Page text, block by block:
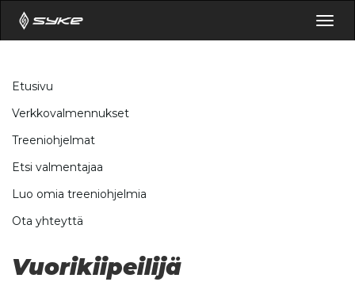
Etusivu
Verkkovalmennukset
Treeniohjelmat
Etsi valmentajaa
Luo omia treeniohjelmia
Ota yhteyttä
Vuorikiipeilijä